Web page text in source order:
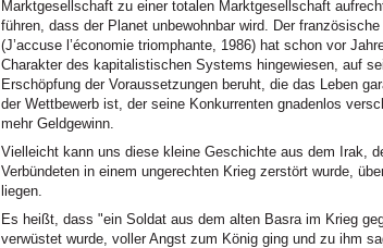
Marktgesellschaft zu einer totalen Marktgesellschaft
führen, dass der Planet unbewohnbar wird. Der
(J’accuse l’économie triomphante, 1986) hat schon vor
Charakter des kapitalistischen Systems hingewiesen, auf
Erschöpfung der Voraussetzungen beruht, die das Leben
der Wettbewerb ist, der seine Konkurrenten gnadenlos
mehr Geldgewinn.
Vielleicht kann uns diese kleine Geschichte aus dem Irak,
Verbündeten in einem ungerechten Krieg zerstört wurde,
liegen.
Es heißt, dass "ein Soldat aus dem alten Basra im Krieg
verwüstet wurde, voller Angst zum König ging und zu ihm